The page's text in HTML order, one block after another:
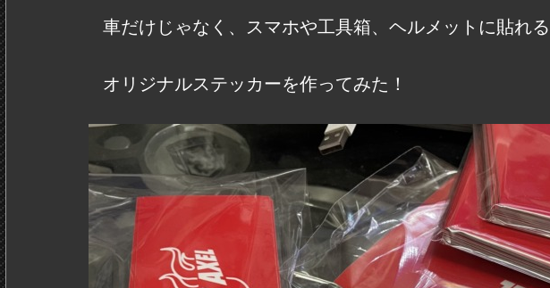
車だけじゃなく、スマホや工具箱、ヘルメットに貼れる
オリジナルステッカーを作ってみた！